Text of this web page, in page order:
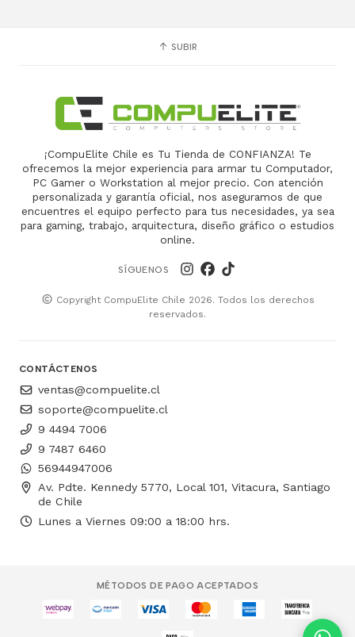
SUBIR
¡CompuElite Chile es Tu Tienda de CONFIANZA! Te
ofrecemos la mejor experiencia para armar tu Computador,
PC Gamer o Workstation al mejor precio. Con atención
personalizada y garantía oficial, nos aseguramos de que
encuentres el equipo perfecto para tus necesidades, ya sea
para gaming, trabajo, arquitectura, diseño gráfico o estudios
online.
SÍGUENOS
Copyright CompuElite Chile 2026. Todos los derechos
reservados.
CONTÁCTENOS
ventas@compuelite.cl
soporte@compuelite.cl
9 4494 7006
9 7487 6460
56944947006
Av. Pdte. Kennedy 5770, Local 101, Vitacura, Santiago
de Chile
Lunes a Viernes 09:00 a 18:00 hrs.
MÉTODOS DE PAGO ACEPTADOS